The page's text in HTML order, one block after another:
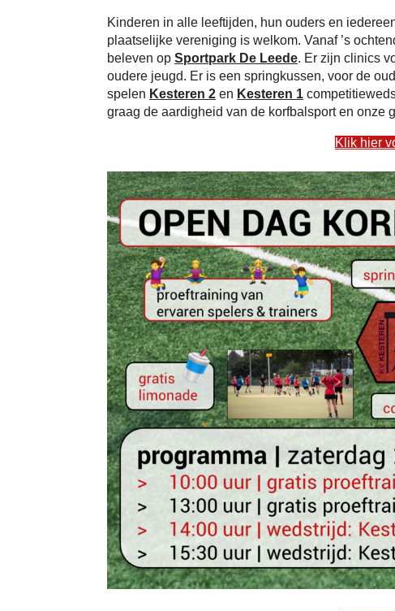
Kinderen in alle leeftijden, hun ouders en
plaatselijke vereniging is welkom. Vanaf ’s
beleven op Sportpark De Leede. Er zijn clinics
oudere jeugd. Er is een springkussen, voor de
spelen Kesteren 2 en Kesteren 1
graag de aardigheid van de korfbalsport en onze
Klik hier